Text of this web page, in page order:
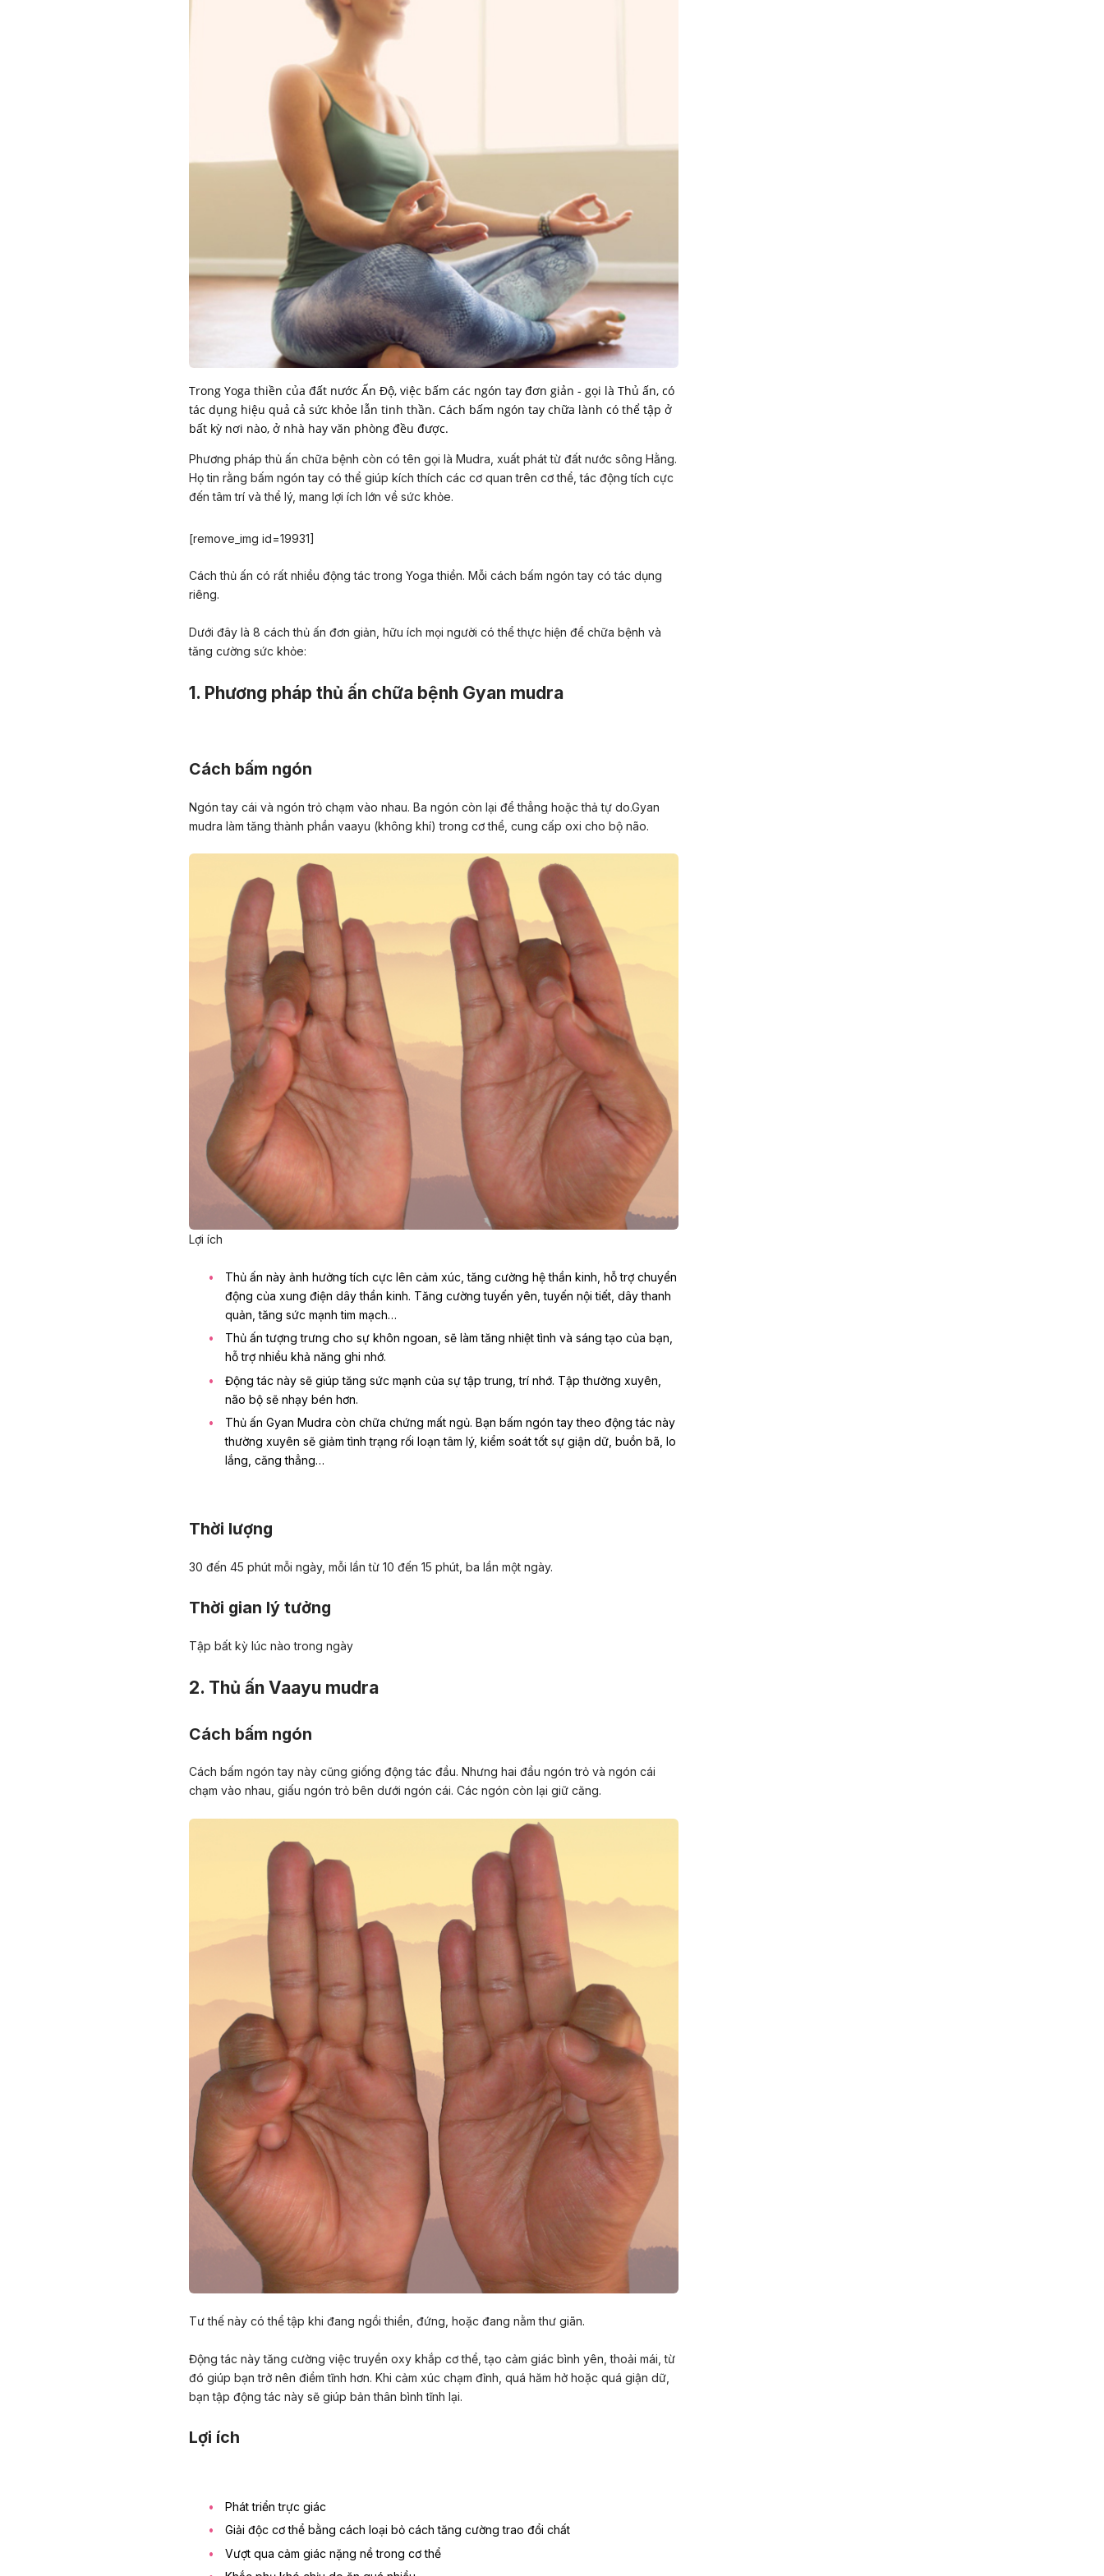
Trong Yoga thiền của đất nước Ấn Độ, việc bấm các ngón tay đơn giản - gọi là Thủ ấn, có
tác dụng hiệu quả cả sức khỏe lẫn tinh thần. Cách bấm ngón tay chữa lành có thể tập ở
bất kỳ nơi nào, ở nhà hay văn phòng đều được.
Phương pháp thủ ấn chữa bệnh còn có tên gọi là Mudra, xuất phát từ đất nước sông Hằng.
Họ tin rằng bấm ngón tay có thể giúp kích thích các cơ quan trên cơ thể, tác động tích cực
đến tâm trí và thể lý, mang lợi ích lớn về sức khỏe.
[remove_img id=19931]
Cách thủ ấn có rất nhiều động tác trong Yoga thiền. Mỗi cách bấm ngón tay có tác dụng
riêng.
Dưới đây là 8 cách thủ ấn đơn giản, hữu ích mọi người có thể thực hiện để chữa bệnh và
tăng cường sức khỏe:
1. Phương pháp thủ ấn chữa bệnh Gyan mudra
Cách bấm ngón
Ngón tay cái và ngón trỏ chạm vào nhau. Ba ngón còn lại để thẳng hoặc thả tự do.Gyan
mudra làm tăng thành phần vaayu (không khí) trong cơ thể, cung cấp oxi cho bộ não.
Lợi ích
Thủ ấn này ảnh hưởng tích cực lên cảm xúc, tăng cường hệ thần kinh, hỗ trợ chuyển
động của xung điện dây thần kinh. Tăng cường tuyến yên, tuyến nội tiết, dây thanh
quản, tăng sức mạnh tim mạch…
Thủ ấn tượng trưng cho sự khôn ngoan, sẽ làm tăng nhiệt tình và sáng tạo của bạn,
hỗ trợ nhiều khả năng ghi nhớ.
Động tác này sẽ giúp tăng sức mạnh của sự tập trung, trí nhớ. Tập thường xuyên,
não bộ sẽ nhạy bén hơn.
Thủ ấn Gyan Mudra còn chữa chứng mất ngủ. Bạn bấm ngón tay theo động tác này
thường xuyên sẽ giảm tình trạng rối loạn tâm lý, kiểm soát tốt sự giận dữ, buồn bã, lo
lắng, căng thẳng…
Thời lượng
30 đến 45 phút mỗi ngày, mỗi lần từ 10 đến 15 phút, ba lần một ngày.
Thời gian lý tưởng
Tập bất kỳ lúc nào trong ngày
2. Thủ ấn Vaayu mudra
Cách bấm ngón
Cách bấm ngón tay này cũng giống động tác đầu. Nhưng hai đầu ngón trỏ và ngón cái
chạm vào nhau, giấu ngón trỏ bên dưới ngón cái. Các ngón còn lại giữ căng.
Tư thế này có thể tập khi đang ngồi thiền, đứng, hoặc đang nằm thư giãn.
Động tác này tăng cường việc truyền oxy khắp cơ thể, tạo cảm giác bình yên, thoải mái, từ
đó giúp bạn trở nên điềm tĩnh hơn. Khi cảm xúc chạm đỉnh, quá hăm hở hoặc quá giận dữ,
bạn tập động tác này sẽ giúp bản thân bình tĩnh lại.
Lợi ích
Phát triển trực giác
Giải độc cơ thể bằng cách loại bỏ cách tăng cường trao đổi chất
Vượt qua cảm giác nặng nề trong cơ thể